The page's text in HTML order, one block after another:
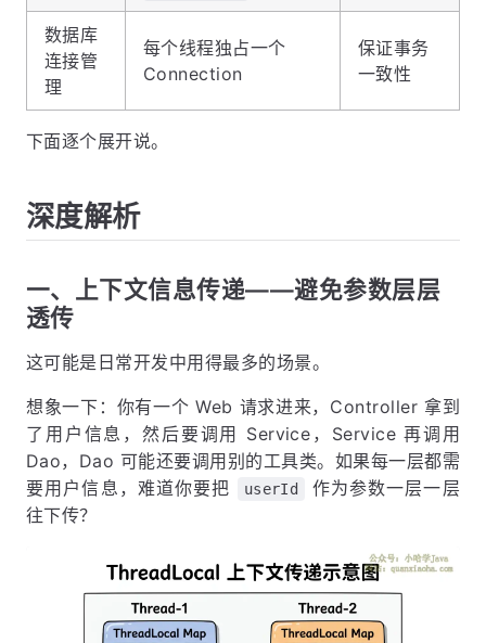
数据库
连接管
理
每个线程独占一个
Connection
保证事务
一致性
下面逐个展开说。
深度解析
一、上下文信息传递——避免参数层层
透传
这可能是日常开发中用得最多的场景。
想象一下：你有一个 Web 请求进来，Controller 拿到
了用户信息，然后要调用 Service，Service 再调用
Dao，Dao 可能还要调用别的工具类。如果每一层都需
要用户信息，难道你要把
userId
作为参数一层一层
往下传？